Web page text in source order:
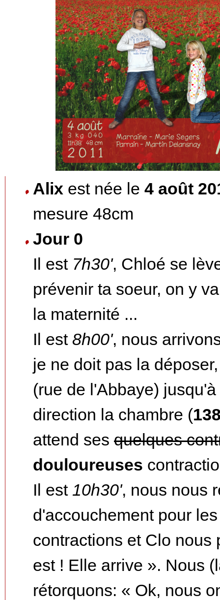
Alix est née le 4 août
mesure 48cm
Jour 0
Il est 7h30', Chloé se
prévenir ta soeur, on y
la maternité ...
Il est 8h00', nous
je ne doit pas la
(rue de l'Abbaye)
direction la chambre (
attend ses quelques
douloureuses
Il est 10h30', nous nous
d'accouchement pour
contractions et Clo nous
est ! Elle arrive ». Nous
rétorquons: « Ok, nous